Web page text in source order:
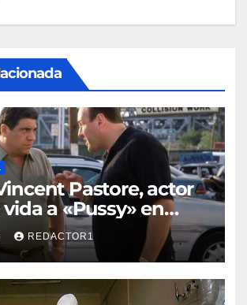
Pastore, actor
a «Pussy» en
REDACTOR1